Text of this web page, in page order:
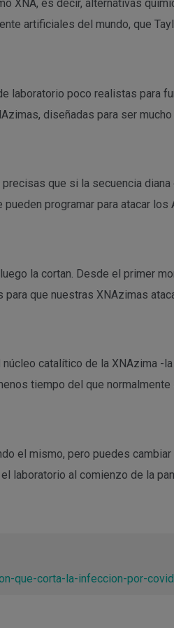
XNA, es decir, alternativas
artificiales del mundo, que
laboratorio poco realistas para
diseñadas para ser
que si la secuencia
programar para atacar los
la cortan. Desde el primer
que nuestras XNAzimas
catalítico de la XNAzima -
tiempo del que
el mismo, pero puedes
laboratorio al comienzo de la
que-corta-la-infeccion-por-